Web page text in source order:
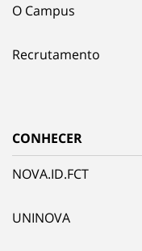
O Campus
Recrutamento
CONHECER
NOVA.ID.FCT
UNINOVA